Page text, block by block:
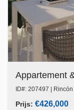
Appartement
Prijs: €426,000